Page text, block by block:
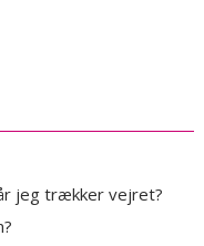
jeg trækker vejret?